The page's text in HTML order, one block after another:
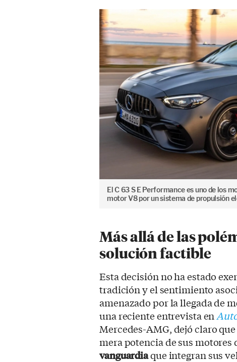
El C 63 S E Performance es uno de los
motor V8 por un sistema de propulsión
Más allá de las
solución factible
Esta decisión no ha estado
tradición y el sentimiento
amenazado por la llegada de
una reciente entrevista en
Mercedes-AMG, dejó claro
mera potencia de sus motores
vanguardiaque integran sus